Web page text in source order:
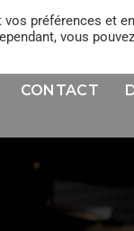
CONTACT
préférences et en
vous pouvez